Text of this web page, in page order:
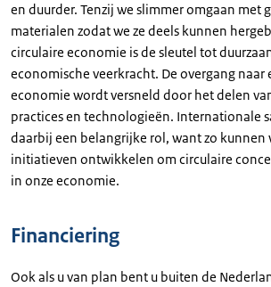
en duurder. Tenzij we slimmer omgaan met
materialen zodat we ze deels kunnen
circulaire economie is de sleutel tot
economische veerkracht. De overgang naar
economie wordt versneld door het delen
practices en technologieën. Internationale
daarbij een belangrijke rol, want zo kunnen
initiatieven ontwikkelen om circulaire
in onze economie.
Financiering
Ook als u van plan bent u buiten de